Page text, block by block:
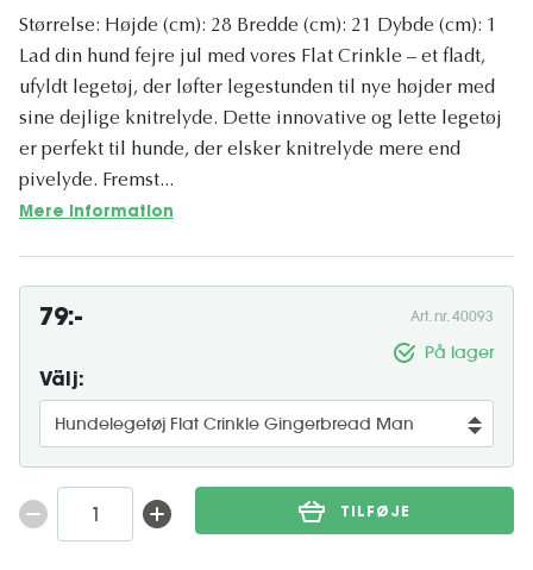
Størrelse: Højde (cm): 28 Bredde (cm): 21 Dybde (cm): 1
Lad din hund fejre jul med vores Flat Crinkle – et fladt,
ufyldt legetøj, der løfter legestunden til nye højder med
sine dejlige knitrelyde. Dette innovative og lette legetøj
er perfekt til hunde, der elsker knitrelyde mere end
pivelyde. Fremst...
Mere information
79:- Art. nr. 40093
På lager
Välj:
TILFØJE